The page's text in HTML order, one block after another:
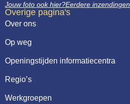
Agenda
Jouw foto ook hier?Eerdere inzendingen.
Overige pagina's
Over ons
Op weg
Openingstijden informatiecentra
Regio’s
Werkgroepen